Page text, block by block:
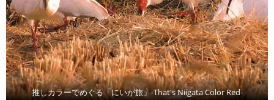
推しカラーでめぐる「にいが旅」-That's Niigata Color Red-